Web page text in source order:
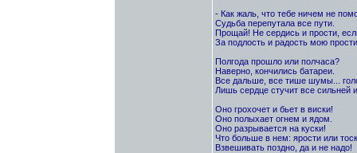
- Как жаль, что тебе ничем не
Судьба перепутала все пути.
Прощай! Не сердись и прости,
За подлость и радость мою
Полгода прошло или полчаса?
Наверно, кончились батареи.
Все дальше, все тише шумы...
Лишь сердце стучит все сильней
Оно грохочет и бьет в виски!
Оно полыхает огнем и ядом.
Оно разрывается на куски!
Что больше в нем: ярости или
Взвешивать поздно, да и не надо!